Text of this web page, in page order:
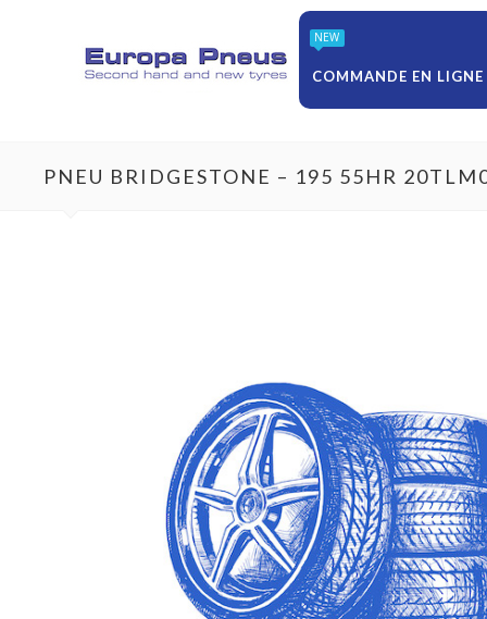
NEW
COMMANDE EN LIGNE
PNEU BRIDGESTONE – 195 55HR